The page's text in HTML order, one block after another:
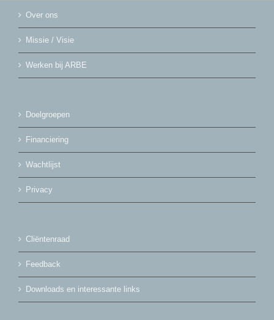
Over ons
Missie / Visie
Werken bij ARBE
Doelgroepen
Financiering
Wachtlijst
Privacy
Cliëntenraad
Feedback
Downloads en interessante links